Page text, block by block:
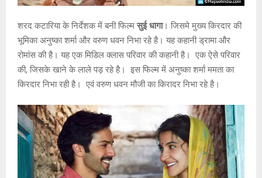
शरद कटारिया के निर्देशक में बनी फिल्म सुई धागा। जिसमे मुख्य किरदार की
भूमिका अनुष्का शर्मा और वरुण धवन निभा रहे है। यह कहानी ड्रामा और
रोमांस की है। यह एक मिडिल क्लास परिवार की कहानी है। एक ऐसे परिवार
की, जिसके खाने के लाले पड़ रहे है। इस फिल्म में अनुष्का शर्मा ममता का
किरदार निभा रही है। एवं वरुण धवन मौजी का किरादर निभा रहे है।